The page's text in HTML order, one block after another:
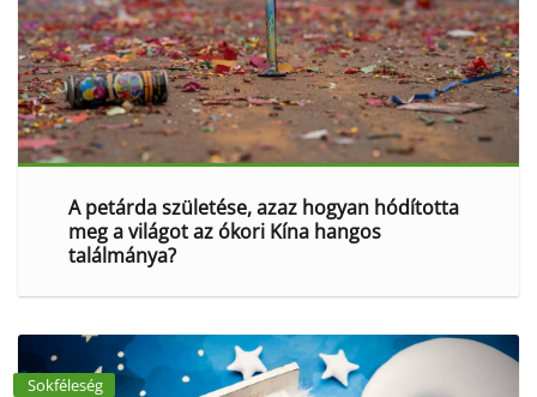
A petárda születése, azaz hogyan hódította
meg a világot az ókori Kína hangos
találmánya?
Sokféleség